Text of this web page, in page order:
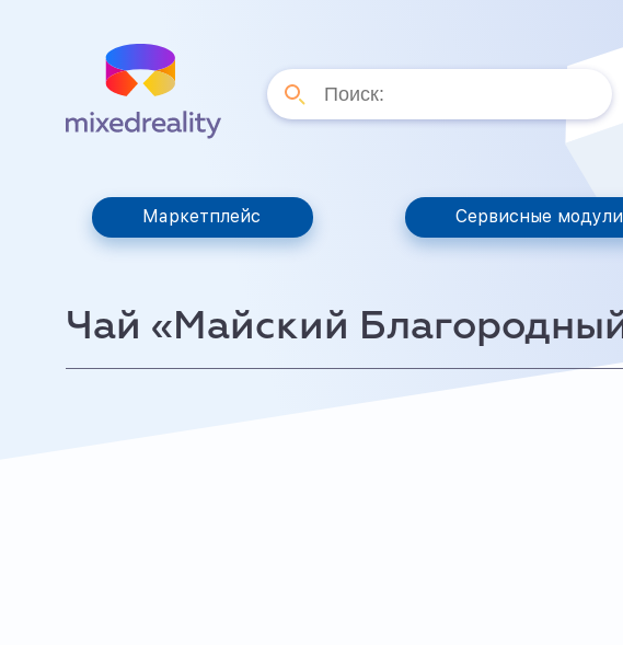
Маркетплейс Сервисные модули
Чай «Майский